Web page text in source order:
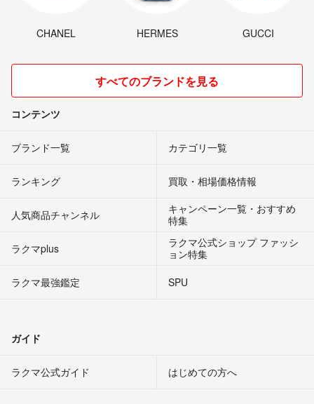
CHANEL HERMES GUCCI
すべてのブランドを見る
コンテンツ
ブランド一覧 カテゴリ一覧
ランキング 買取・相場価格情報
人気商品チャンネル
キャンペーン一覧・おすすめ
特集
ラクマplus
ラクマ公式ショップ ファッシ
ョン特集
ラクマ最強鑑定
SPU
ガイド
ラクマ公式ガイド はじめての方へ